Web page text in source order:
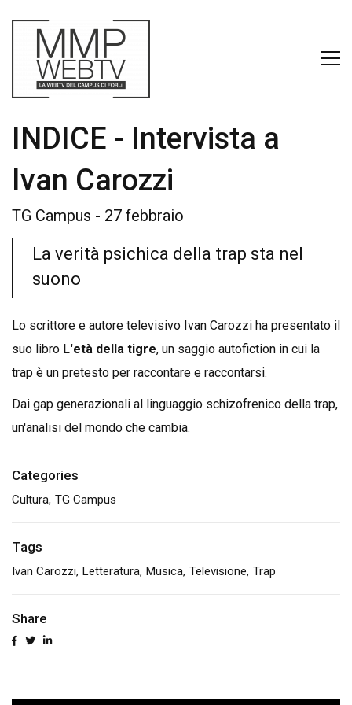
INDICE - Intervista a
Ivan Carozzi
TG Campus - 27 febbraio
La verità psichica della trap sta nel
suono
Lo scrittore e autore televisivo Ivan Carozzi ha presentato il
suo libro L'età della tigre, un saggio autofiction in cui la
trap è un pretesto per raccontare e raccontarsi.
Dai gap generazionali al linguaggio schizofrenico della trap,
un'analisi del mondo che cambia.
Categories
Cultura TG Campus
Tags
Ivan Carozzi Letteratura Musica Televisione Trap
Share